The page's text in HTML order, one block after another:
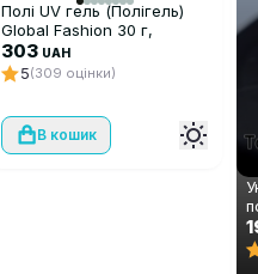
Полі UV гель (Полігель)
Global Fashion 30 г,
прозорий 09
303 UAH
5(309 оцінки)
В кошик